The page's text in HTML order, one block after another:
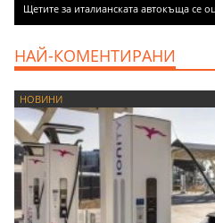
Щетите за италианската автокъща се
НАЙ-КОМЕНТИРАНИ
НОВИНИ